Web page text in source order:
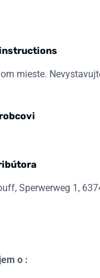
mieste.
Sperwerweg 1,
o :